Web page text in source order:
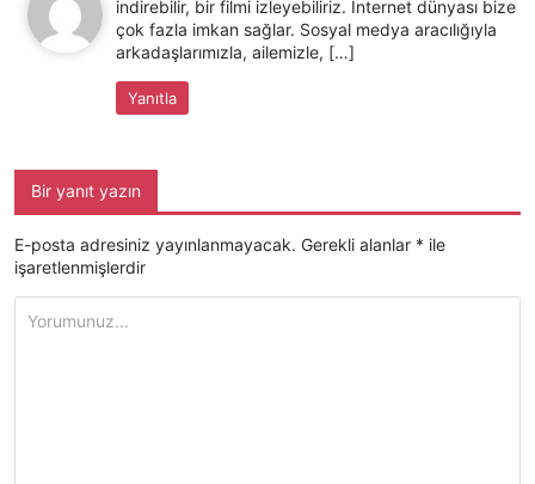
indirebilir, bir filmi izleyebiliriz. İnternet dünyası bize
çok fazla imkan sağlar. Sosyal medya aracılığıyla
arkadaşlarımızla, ailemizle, […]
Yanıtla
Bir yanıt yazın
E-posta adresiniz yayınlanmayacak. Gerekli alanlar * ile
işaretlenmişlerdir